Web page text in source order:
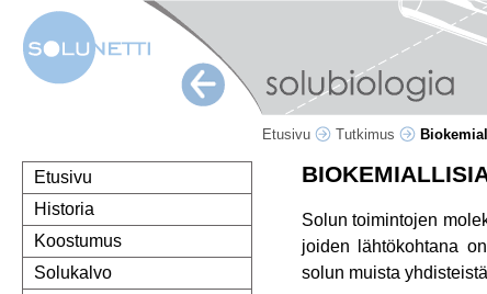
Etusivu Tutkimus
Etusivu
Historia
Koostumus
Solukalvo
Solun toimintojen
joiden lähtökohtana
solun muista